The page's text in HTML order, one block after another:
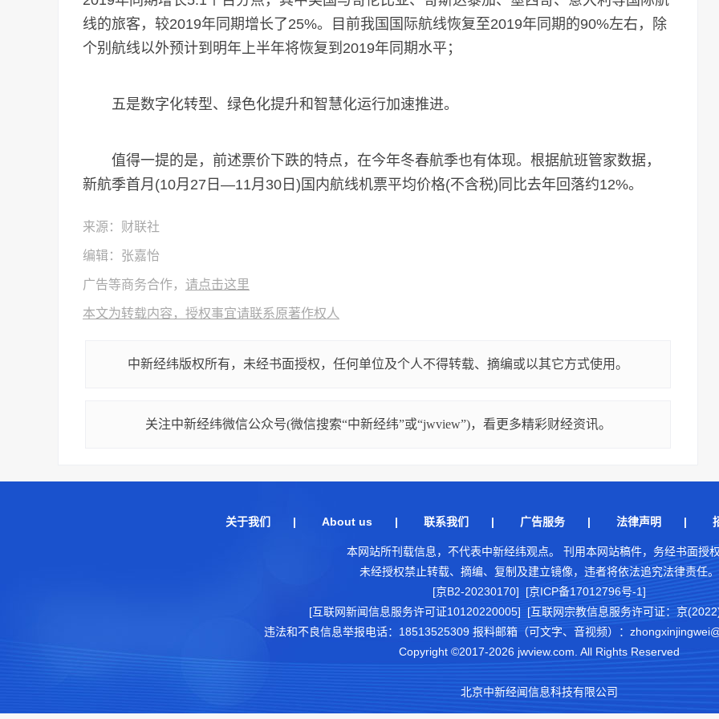
线的旅客，较2019年同期增长了25%。目前我国国际航线恢复至2019年同期的90%左右，除
个别航线以外预计到明年上半年将恢复到2019年同期水平；
五是数字化转型、绿色化提升和智慧化运行加速推进。
值得一提的是，前述票价下跌的特点，在今年冬春航季也有体现。根据航班管家数据，
新航季首月(10月27日—11月30日)国内航线机票平均价格(不含税)同比去年回落约12%。
来源：财联社
编辑：张嘉怡
广告等商务合作， 请点击这里
本文为转载内容，授权事宜请联系原著作权人
中新经纬版权所有，未经书面授权，任何单位及个人不得转载、摘编或以其它方式使用。
关注中新经纬微信公众号(微信搜索“中新经纬”或“jwview”)，看更多精彩财经资讯。
关于我们 | About us| 联系我们 | 广告服务| 法律声明 |
本网站所刊载信息，不代表中新经纬观点。 刊用本网站稿件，务经书面授权
未经授权禁止转载、摘编、复制及建立镜像，违者将依法追究法律责任。
[京B2-20230170] [京ICP备17012796号-1]
[互联网新闻信息服务许可证10120220005]
[互联网宗教信息服务许可证：京
违法和不良信息举报电话：18513525309 报料邮箱（可文字、音视频）：
Copyright ©2017-2026 jwview.com. All Rights Reserved
北京中新经闻信息科技有限公司